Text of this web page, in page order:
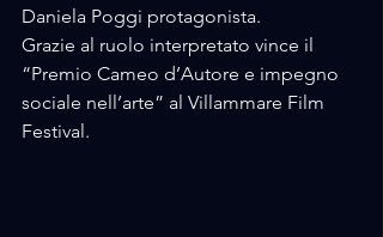
Daniela Poggi protagonista.
Grazie al ruolo interpretato vince il
“Premio Cameo d’Autore e impegno
sociale nell’arte” al Villammare Film
Festival.